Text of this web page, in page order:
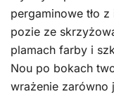
pergaminowe tło
pozie ze
plamach farby i
Nou po bokach
wrażenie zarówno